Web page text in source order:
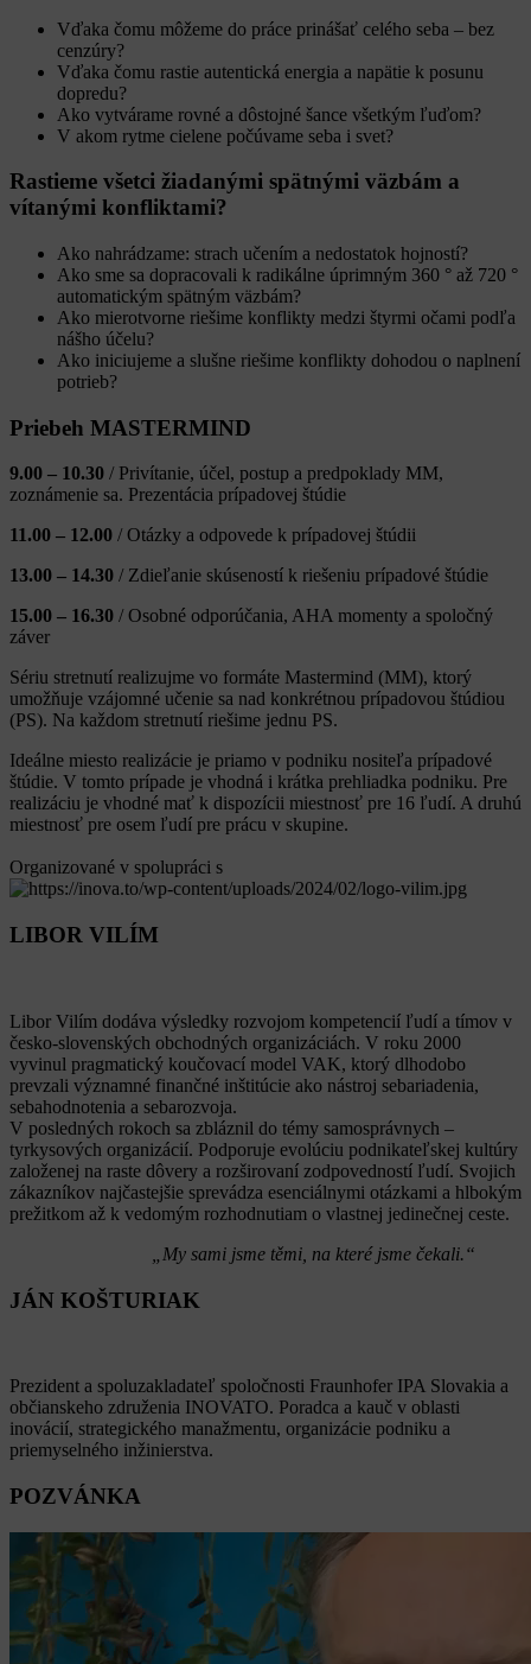
Vďaka čomu môžeme do práce prinášať celého seba – bez
cenzúry?
Vďaka čomu rastie autentická energia a napätie k posunu
dopredu?
Ako vytvárame rovné a dôstojné šance všetkým ľuďom?
V akom rytme cielene počúvame seba i svet?
Rastieme všetci žiadanými spätnými väzbám a
vítanými konfliktami?
Ako nahrádzame: strach učením a nedostatok hojností?
Ako sme sa dopracovali k radikálne úprimným 360 ° až 720 °
automatickým spätným väzbám?
Ako mierotvorne riešime konflikty medzi štyrmi očami podľa
nášho účelu?
Ako iniciujeme a slušne riešime konflikty dohodou o naplnení
potrieb?
Priebeh MASTERMIND
9.00 – 10.30 / Privítanie, účel, postup a predpoklady MM,
zoznámenie sa. Prezentácia prípadovej štúdie
11.00 – 12.00 / Otázky a odpovede k prípadovej štúdii
13.00 – 14.30 / Zdieľanie skúseností k riešeniu prípadové štúdie
15.00 – 16.30 / Osobné odporúčania, AHA momenty a spoločný
záver
Sériu stretnutí realizujme vo formáte Mastermind (MM), ktorý
umožňuje vzájomné učenie sa nad konkrétnou prípadovou štúdiou
(PS). Na každom stretnutí riešime jednu PS.
Ideálne miesto realizácie je priamo v podniku nositeľa prípadové
štúdie. V tomto prípade je vhodná i krátka prehliadka podniku. Pre
realizáciu je vhodné mať k dispozícii miestnosť pre 16 ľudí. A druhú
miestnosť pre osem ľudí pre prácu v skupine.
Organizované v spolupráci s
LIBOR VILÍM
Libor Vilím dodáva výsledky rozvojom kompetencií ľudí a tímov v
česko-slovenských obchodných organizáciách. V roku 2000
vyvinul pragmatický koučovací model VAK, ktorý dlhodobo
prevzali významné finančné inštitúcie ako nástroj sebariadenia,
sebahodnotenia a sebarozvoja.
V posledných rokoch sa zbláznil do témy samosprávnych –
tyrkysových organizácií. Podporuje evolúciu podnikateľskej kultúry
založenej na raste dôvery a rozširovaní zodpovedností ľudí. Svojich
zákazníkov najčastejšie sprevádza esenciálnymi otázkami a hlbokým
prežitkom až k vedomým rozhodnutiam o vlastnej jedinečnej ceste.
„My sami jsme těmi, na které jsme čekali.“
JÁN KOŠTURIAK
Prezident a spoluzakladateľ spoločnosti Fraunhofer IPA Slovakia a
občianskeho združenia INOVATO. Poradca a kauč v oblasti
inovácií, strategického manažmentu, organizácie podniku a
priemyselného inžinierstva.
POZVÁNKA